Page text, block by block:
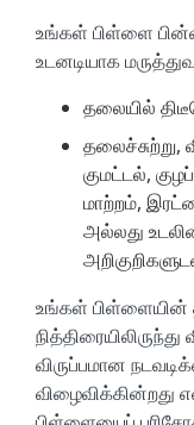
உங்கள் பிள்ளை
உடனடியாக
தலையில்
தலைச்சுற்று,
குமட்டல்,
மாற்றம்,
அல்லது
உங்கள்
விருப்பமான
விழைவிக்கின்றது